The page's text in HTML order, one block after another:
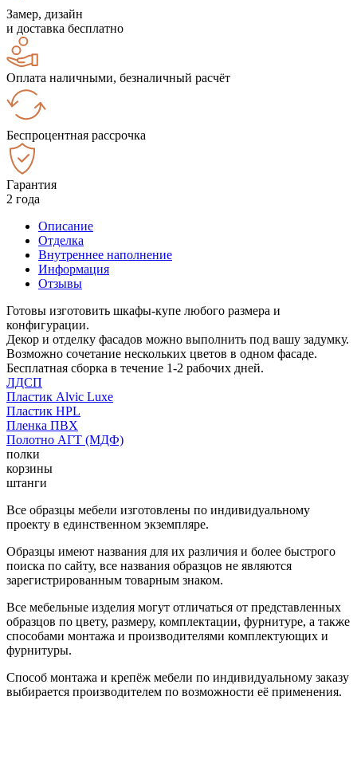
Замер, дизайн
и доставка бесплатно
Оплата наличными, безналичный расчёт
Беспроцентная рассрочка
Гарантия
2 года
Описание
Отделка
Внутреннее наполнение
Информация
Отзывы
Готовы изготовить шкафы-купе любого размера и
конфигурации.
Декор и отделку фасадов можно выполнить под вашу задумку.
Возможно сочетание нескольких цветов в одном фасаде.
Бесплатная сборка в течение 1-2 рабочих дней.
ЛДСП
Пластик Alvic Luxe
Пластик HPL
Пленка ПВХ
Полотно АГТ (МДФ)
полки
корзины
штанги
Все образцы мебели изготовлены по индивидуальному
проекту в единственном экземпляре.
Образцы имеют названия для их различия и более быстрого
поиска по сайту, все названия образцов не являются
зарегистрированным товарным знаком.
Все мебельные изделия могут отличаться от представленных
образцов по цвету, размеру, комплектации, фурнитуре, а также
способами монтажа и производителями комплектующих и
фурнитуры.
Способ монтажа и крепёж мебели по индивидуальному заказу
выбирается производителем по возможности её применения.